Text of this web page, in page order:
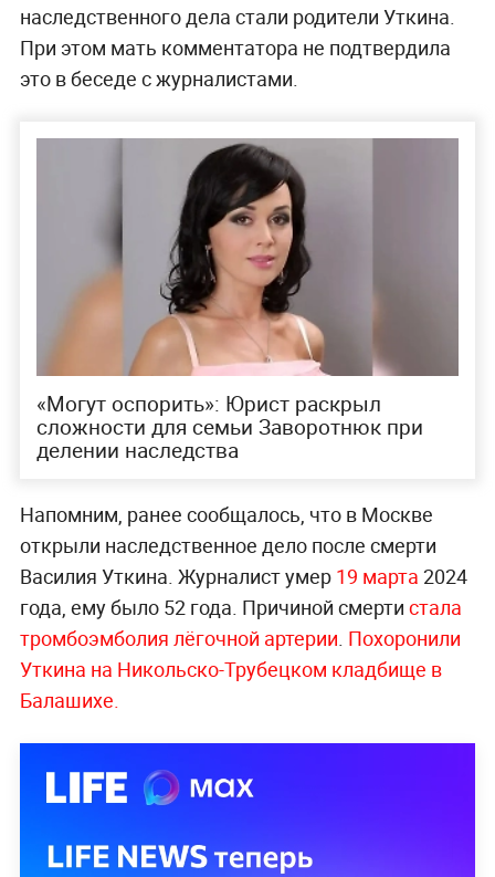
наследственного дела стали родители Уткина.
При этом мать комментатора не подтвердила
это в беседе с журналистами.
«Могут оспорить»: Юрист раскрыл
сложности для семьи Заворотнюк при
делении наследства
Напомним, ранее сообщалось, что в Москве
открыли наследственное дело после смерти
Василия Уткина. Журналист умер 19 марта 2024
года, ему было 52 года. Причиной смерти стала
тромбоэмболия лёгочной артерии. Похоронили
Уткина на Никольско-Трубецком кладбище в
Балашихе.